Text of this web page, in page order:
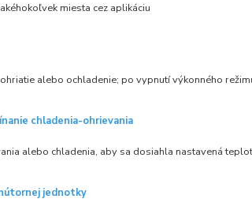
miesta cez aplikáciu
alebo ochladenie; po vypnutí výkonného
chladenia-ohrievania
alebo chladenia, aby sa dosiahla nastavená
jednotky